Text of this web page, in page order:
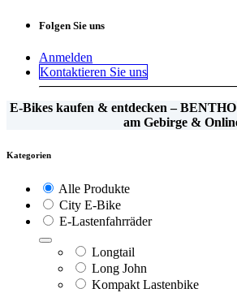
Folgen Sie uns
Anmelden
Kontaktieren Sie uns
E-Bikes kaufen & entdecken –
am Gebirge &
Kategorien
Alle Produkte
City E-Bike
E-Lastenfahrräder
Longtail
Long John
Kompakt Lastenbike